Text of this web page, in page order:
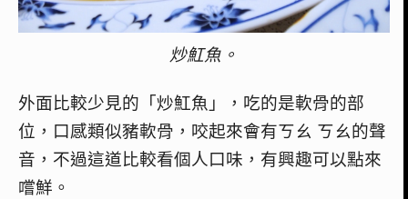
炒魟魚。
外面比較少見的「炒魟魚」，吃的是軟骨的部
位，口感類似豬軟骨，咬起來會有ㄎㄠ ㄎㄠ的聲
音，不過這道比較看個人口味，有興趣可以點來
嚐鮮。